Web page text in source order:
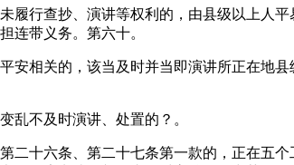
行查抄、演讲等权利的，由县级以上人平
连带义务。第六十。
相关的，该当及时并当即演讲所正在地县
不及时演讲、处置的？。
十六条、第二十七条第一款的，正在五